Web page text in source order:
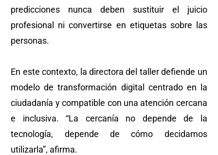
predicciones nunca deben sustituir el juicio
profesional ni convertirse en etiquetas sobre las
personas.
En este contexto, la directora del taller defiende un
modelo de transformación digital centrado en la
ciudadanía y compatible con una atención cercana
e inclusiva. “La cercanía no depende de la
tecnología, depende de cómo decidamos
utilizarla”, afirma.